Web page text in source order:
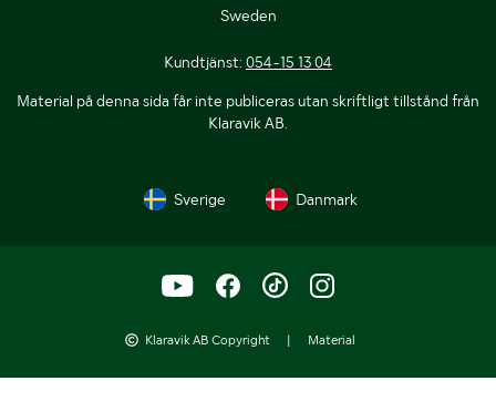
Sweden
Kundtjänst: 054-15 13 04
Material på denna sida får inte publiceras utan skriftligt tillstånd från
Klaravik AB.
Sverige Danmark
Klaravik AB Copyright | Material